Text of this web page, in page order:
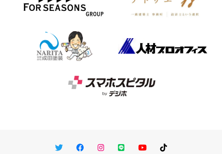
TwitterFacebookInstagram
LINE You TubeTikTok